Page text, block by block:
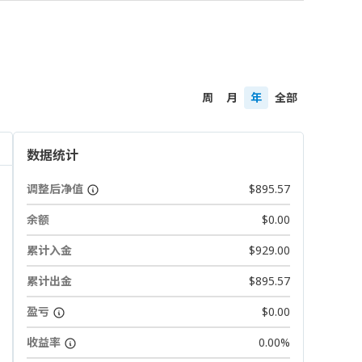
周 月 年 全部
数据统计
调整后净值
$895.57
余额
$0.00
累计入金
$929.00
累计出金
$895.57
盈亏
$0.00
收益率
0.00%